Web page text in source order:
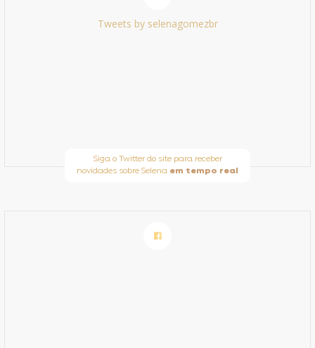
Tweets by selenagomezbr
Siga o Twitter do site para receber
novidades sobre Selena em tempo real